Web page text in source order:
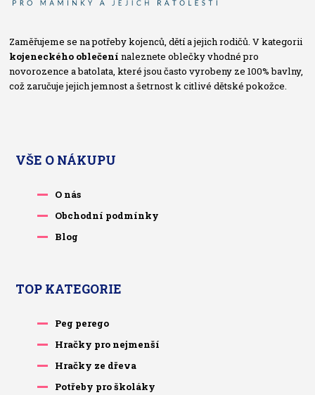
Zaměřujeme se na potřeby kojenců, dětí a jejich rodičů. V kategorii
kojeneckého oblečení naleznete oblečky vhodné pro
novorozence a batolata, které jsou často vyrobeny ze 100% bavlny,
což zaručuje jejich jemnost a šetrnost k citlivé dětské pokožce.
VŠE O NÁKUPU
O nás
Obchodní podmínky
Blog
TOP KATEGORIE
Peg perego
Hračky pro nejmenší
Hračky ze dřeva
Potřeby pro školáky